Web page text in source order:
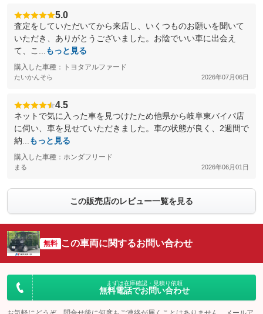
5.0
査定をしていただいてから来店し、いくつものお願いを聞いて
いただき、ありがとうございました。お陰でいい車に出会え
て、こ...
もっと見る
購入した車種：トヨタアルファード
たいかんそら 2026年07月06日
4.5
ネットで気に入った車を見つけたため他県から岐阜東バイパ店
に伺い、車を見せていただきました。車の状態が良く、2週間で
納...
もっと見る
購入した車種：ホンダフリード
まる 2026年06月01日
この販売店のレビュー一覧を見る
無料 この車両に関するお問い合わせ
まずは在庫確認・見積り依頼
無料電話でお問い合わせ